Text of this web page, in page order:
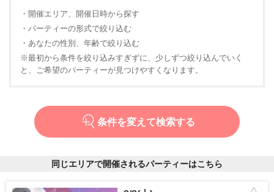
・開催エリア、開催日時から探す
・パーティーの形式で絞り込む
・あなたの性別、年齢で絞り込む
※最初から条件を絞り込みすぎずに、少しずつ絞り込んでいく
と、ご希望のパーティーが見つけやすくなります。
条件を変えて検索する
同じエリアで開催されるパーティーはこちら